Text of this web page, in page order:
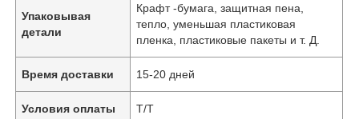
Упаковывая
детали
Крафт -бумага, защитная пена,
тепло, уменьшая пластиковая
пленка, пластиковые пакеты и т. Д.
Время доставки 15-20 дней
Условия оплаты Т/Т